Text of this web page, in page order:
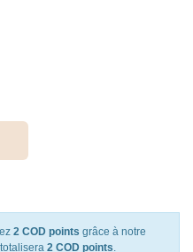
2 COD points grâce à notre
2 COD points.